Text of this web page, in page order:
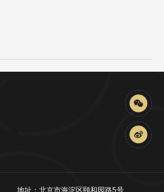
地址：北京市海淀区颐和园路5号